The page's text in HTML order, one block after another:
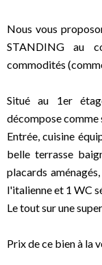
Nous vous
STANDING au
commodités
Situé au 1er
décompose comme
Entrée, cuisine
belle terrasse
placards
l'italienne et 1 WC
Le tout sur une
Prix de ce bien à la